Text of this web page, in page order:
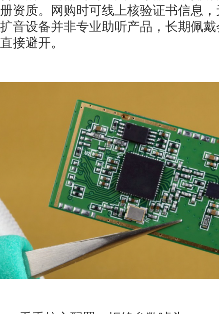
册资质。网购时可线上核验证书信息
扩音设备并非专业助听产品，长期佩
直接避开。